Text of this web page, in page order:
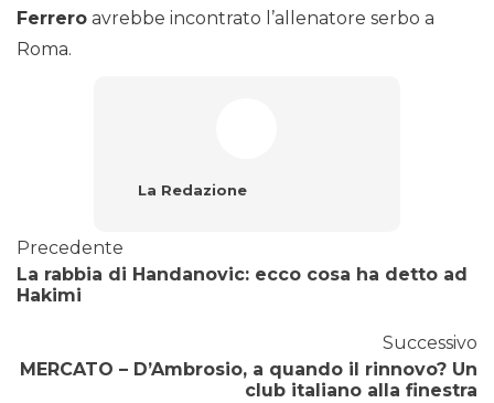
Ferrero avrebbe incontrato l’allenatore serbo a
Roma.
La Redazione
Precedente
La rabbia di Handanovic: ecco cosa ha detto ad
Hakimi
Successivo
MERCATO – D’Ambrosio, a quando il rinnovo? Un
club italiano alla finestra